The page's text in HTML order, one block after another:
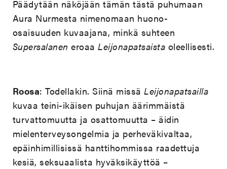
Päädytään näköjään tämän tästä puhumaan
Aura Nurmesta nimenomaan huono-
osaisuuden kuvaajana, minkä suhteen
SupersalaneneroaaLeijonapatsaista oleellisesti.
Roosa: Todellakin. Siinä missäLeijonapatsailla
kuvaa teini-ikäisen puhujan äärimmäistä
turvattomuutta ja osattomuutta – äidin
mielenterveysongelmia ja perheväkivaltaa,
epäinhimillisissä hanttihommissa raadettuja
kesiä, seksuaalista hyväksikäyttöä –